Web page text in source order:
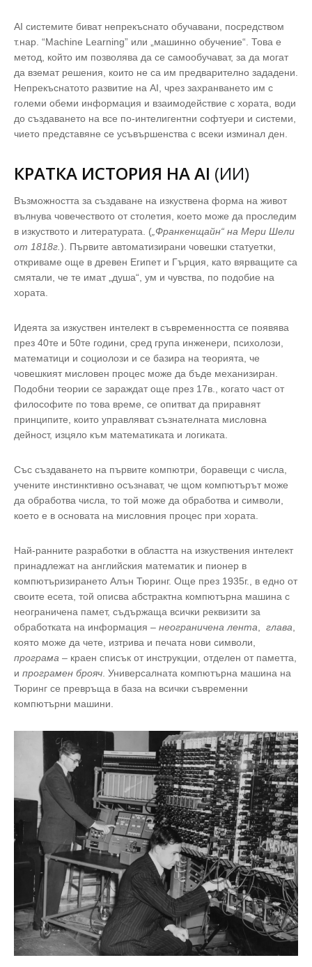
AI системите биват непрекъснато обучавани, посредством
т.нар. “Machine Learning” или „машинно обучение“. Това е
метод, който им позволява да се самообучават, за да могат
да вземат решения, които не са им предварително зададени.
Непрекъснатото развитие на AI, чрез захранването им с
големи обеми информация и взаимодействие с хората, води
до създаването на все по-интелигентни софтуери и системи,
чието представяне се усъвършенства с всеки изминал ден.
КРАТКА ИСТОРИЯ НАAI (ИИ)
Възможността за създаване на изкуствена форма на живот
вълнува човечеството от столетия, което може да проследим
в изкуството и литературата. („Франкенщайн“ на Мери Шели
от 1818г.). Първите автоматизирани човешки статуетки,
откриваме още в древен Египет и Гърция, като вярващите са
смятали, че те имат „душа“, ум и чувства, по подобие на
хората.
Идеята за изкуствен интелект в съвременността се появява
през 40те и 50те години, сред група инженери, психолози,
математици и социолози и се базира на теорията, че
човешкият мисловен процес може да бъде механизиран.
Подобни теории се зараждат още през 17в., когато част от
философите по това време, се опитват да приравнят
принципите, които управляват съзнателната мисловна
дейност, изцяло към математиката и логиката.
Със създаването на първите компютри, боравещи с числа,
учените инстинктивно осъзнават, че щом компютърът може
да обработва числа, то той може да обработва и символи,
което е в основата на мисловния процес при хората.
Най-ранните разработки в областта на изкуствения интелект
принадлежат на английския математик и пионер в
компютъризирането Алън Тюринг. Още през 1935г., в едно от
своите есета, той описва абстрактна компютърна машина с
неограничена памет, съдържаща всички реквизити за
обработката на информация – неограничена лента, глава,
която може да чете, изтрива и печата нови символи,
програма – краен списък от инструкции, отделен от паметта,
и програмен брояч. Универсалната компютърна машина на
Тюринг се превръща в база на всички съвременни
компютърни машини.